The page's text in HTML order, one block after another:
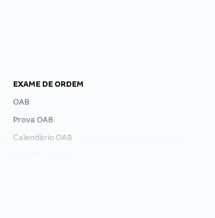
EXAME DE ORDEM
OAB
Prova OAB
Calendário OAB